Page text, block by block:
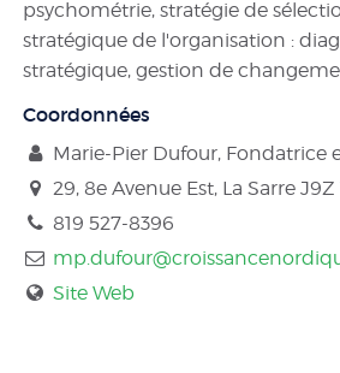
psychométrie, stratégie de
stratégique de l'organisation :
stratégique, gestion de
Coordonnées
Marie-Pier Dufour, Fondatrice
29, 8e Avenue Est, La Sarre J9Z
819 527-8396
Site Web